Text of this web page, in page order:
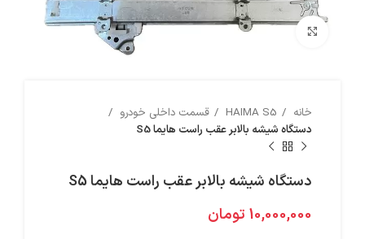
بزرگنمایی تصویر
خانه HAIMA S5
قسمت داخلی خودرو
دستگاه شیشه بالابر عقب راست هایما S5
دستگاه شیشه بالابر عقب راست هایما S5
10,000,000 تومان